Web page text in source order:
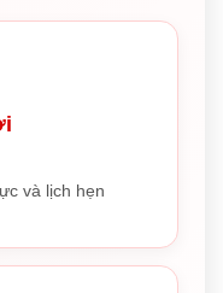
và lịch hẹn